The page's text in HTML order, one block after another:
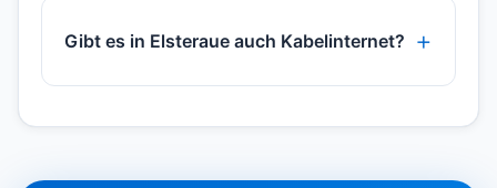
Gibt es in Elsteraue auch Kabelinternet?